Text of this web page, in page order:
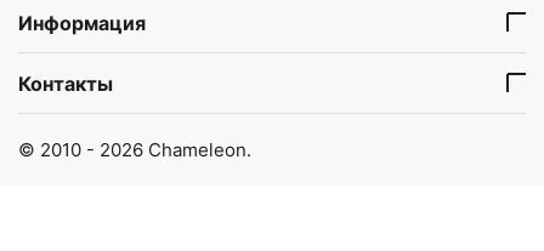
Информация
Контакты
© 2010 - 2026 Chameleon.